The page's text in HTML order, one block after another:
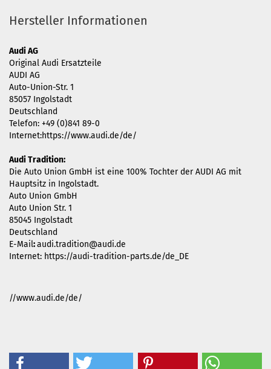
Hersteller Informationen
Audi AG
Original Audi Ersatzteile
AUDI AG
Auto-Union-Str. 1
85057 Ingolstadt
Deutschland
Telefon: +49 (0)841 89-0
Internet:https://www.audi.de/de/
Audi Tradition:
Die Auto Union GmbH ist eine 100% Tochter der AUDI AG mit
Hauptsitz in Ingolstadt.
Auto Union GmbH
Auto Union Str. 1
85045 Ingolstadt
Deutschland
E-Mail:audi.tradition@audi.de
Internet: https://audi-tradition-parts.de/de_DE
//www.audi.de/de/